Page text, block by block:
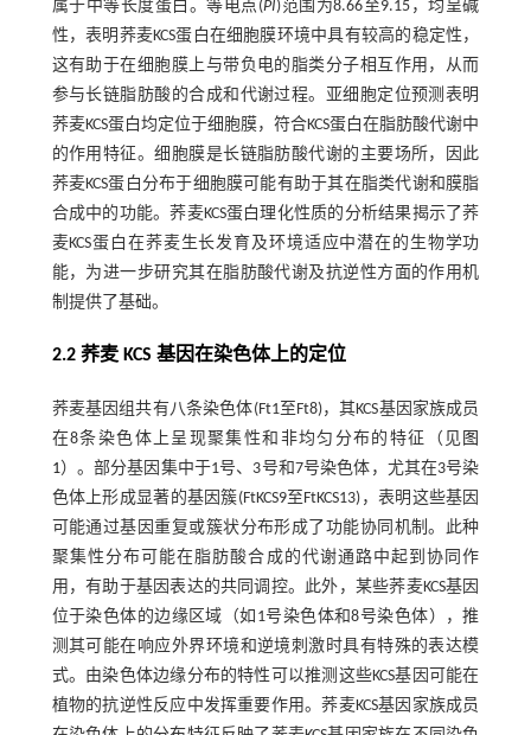
属于中等长度蛋白。等电点(PI)范围为8.66至9.15，均呈碱
性，表明荞麦KCS蛋白在细胞膜环境中具有较高的稳定性，
这有助于在细胞膜上与带负电的脂类分子相互作用，从而
参与长链脂肪酸的合成和代谢过程。亚细胞定位预测表明
荞麦KCS蛋白均定位于细胞膜，符合KCS蛋白在脂肪酸代谢中
的作用特征。细胞膜是长链脂肪酸代谢的主要场所，因此
荞麦KCS蛋白分布于细胞膜可能有助于其在脂类代谢和膜脂
合成中的功能。荞麦KCS蛋白理化性质的分析结果揭示了荞
麦KCS蛋白在荞麦生长发育及环境适应中潜在的生物学功
能，为进一步研究其在脂肪酸代谢及抗逆性方面的作用机
制提供了基础。
2.2 荞麦 KCS 基因在染色体上的定位
荞麦基因组共有八条染色体(Ft1至Ft8)，其KCS基因家族成员
在8条染色体上呈现聚集性和非均匀分布的特征（见 图
1）。部分基因集中于1号、3号和7号染色体，尤其在3号染
色体上形成显著的基因簇(FtKCS9至FtKCS13)，表明这些基因
可能通过基因重复或簇状分布形成了功能协同机制。此种
聚集性分布可能在脂肪酸合成的代谢通路中起到协同作
用，有助于基因表达的共同调控。此外，某些荞麦KCS基因
位于染色体的边缘区域（如1号染色体和8号染色体），推
测其可能在响应外界环境和逆境刺激时具有特殊的表达模
式。由染色体边缘分布的特性可以推测这些KCS基因可能在
植物的抗逆性反应中发挥重要作用。荞麦KCS基因家族成员